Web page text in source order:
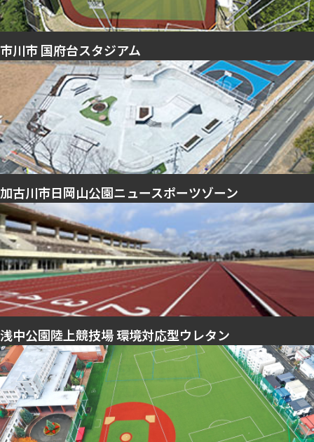
市川市 国府台スタジアム
加古川市日岡山公園ニュースポーツゾーン
浅中公園陸上競技場 環境対応型ウレタン